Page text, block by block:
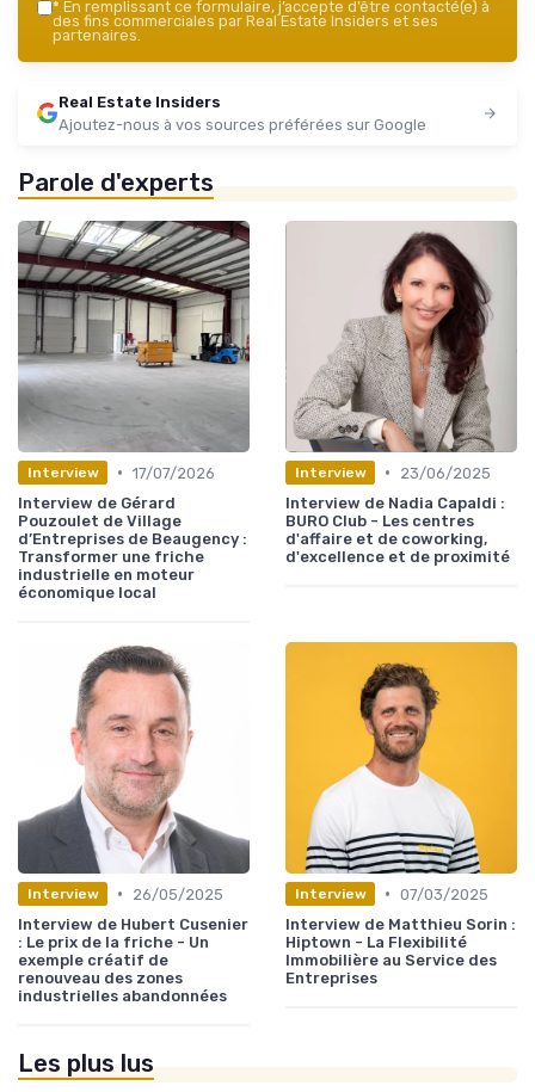
* En remplissant ce formulaire, j’accepte d’être contacté(e) à
des fins commerciales par Real Estate Insiders et ses
partenaires.
Real Estate Insiders
Ajoutez-nous à vos sources préférées sur Google
Parole d'experts
Interview • 17/07/2026
Interview de Gérard
Pouzoulet de Village
d’Entreprises de Beaugency :
Transformer une friche
industrielle en moteur
économique local
Interview •
23/06/2025
Interview de Nadia Capaldi :
BURO Club - Les centres
d'affaire et de coworking,
d'excellence et de proximité
Interview •
26/05/2025
Interview de Hubert Cusenier
: Le prix de la friche - Un
exemple créatif de
renouveau des zones
industrielles abandonnées
Interview • 07/03/2025
Interview de Matthieu Sorin :
Hiptown - La Flexibilité
Immobilière au Service des
Entreprises
Les plus lus